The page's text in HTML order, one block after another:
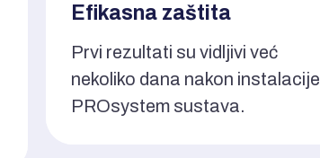
Efikasna zaštita
Prvi rezultati su vidljivi već
nekoliko dana nakon instalacije
PROsystem sustava.